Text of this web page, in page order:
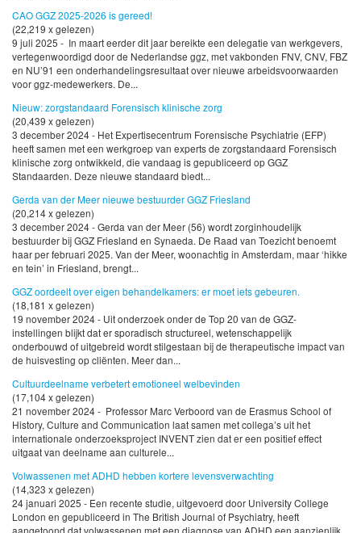
CAO GGZ 2025-2026 is gereed!
(22,219 x gelezen)
9 juli 2025 - In maart eerder dit jaar bereikte een delegatie van werkgevers,
vertegenwoordigd door de Nederlandse ggz, met vakbonden FNV, CNV, FBZ
en NU’91 een onderhandelingsresultaat over nieuwe arbeidsvoorwaarden
voor ggz-medewerkers. De...
Nieuw: zorgstandaard Forensisch klinische zorg
(20,439 x gelezen)
3 december 2024 - Het Expertisecentrum Forensische Psychiatrie (EFP)
heeft samen met een werkgroep van experts de zorgstandaard Forensisch
klinische zorg ontwikkeld, die vandaag is gepubliceerd op GGZ
Standaarden. Deze nieuwe standaard biedt...
Gerda van der Meer nieuwe bestuurder GGZ Friesland
(20,214 x gelezen)
3 december 2024 - Gerda van der Meer (56) wordt zorginhoudelijk
bestuurder bij GGZ Friesland en Synaeda. De Raad van Toezicht benoemt
haar per februari 2025. Van der Meer, woonachtig in Amsterdam, maar ‘hikke
en tein’ in Friesland, brengt...
GGZ oordeelt over eigen behandelkamers: er moet iets gebeuren.
(18,181 x gelezen)
19 november 2024 - Uit onderzoek onder de Top 20 van de GGZ-
instellingen blijkt dat er sporadisch structureel, wetenschappelijk
onderbouwd of uitgebreid wordt stilgestaan bij de therapeutische impact van
de huisvesting op cliënten. Meer dan...
Cultuurdeelname verbetert emotioneel welbevinden
(17,104 x gelezen)
21 november 2024 - Professor Marc Verboord van de Erasmus School of
History, Culture and Communication laat samen met collega’s uit het
internationale onderzoeksproject INVENT zien dat er een positief effect
uitgaat van deelname aan culturele...
Volwassenen met ADHD hebben kortere levensverwachting
(14,323 x gelezen)
24 januari 2025 - Een recente studie, uitgevoerd door University College
London en gepubliceerd in The British Journal of Psychiatry, heeft
aangetoond dat volwassenen met een diagnose van ADHD een aanzienlijk